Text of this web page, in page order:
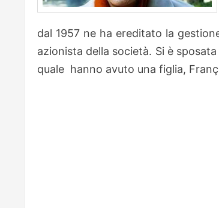
dal 1957 ne ha ereditato la
azionista della società. Si è
quale hanno avuto una figlia,